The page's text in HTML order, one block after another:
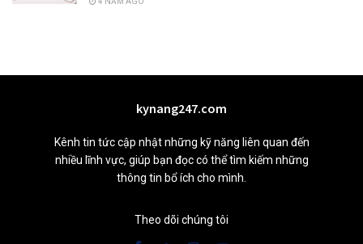
kynang247.com
Kênh tin tức cập nhật những kỹ năng liên quan đến
nhiều lĩnh vực, giúp bạn đọc có thể tìm kiếm những
thông tin bổ ích cho mình.
Theo dõi chúng tôi